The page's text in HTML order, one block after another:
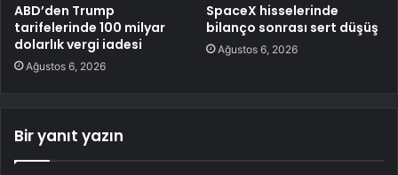
ABD’den Trump
tarifelerinde 100 milyar
dolarlık vergi iadesi
Ağustos 6, 2026
SpaceX hisselerinde
bilanço sonrası sert düşüş
Ağustos 6, 2026
Bir yanıt yazın